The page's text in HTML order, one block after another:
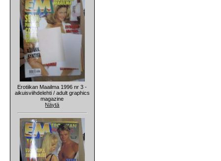
Erotiikan Maailma 1996 nr 3 -
aikuisviihdelehti / adult graphics
magazine
Näytä